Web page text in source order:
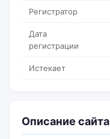
Регистратор
Дата
регистрации
Истекает
Описание сайта